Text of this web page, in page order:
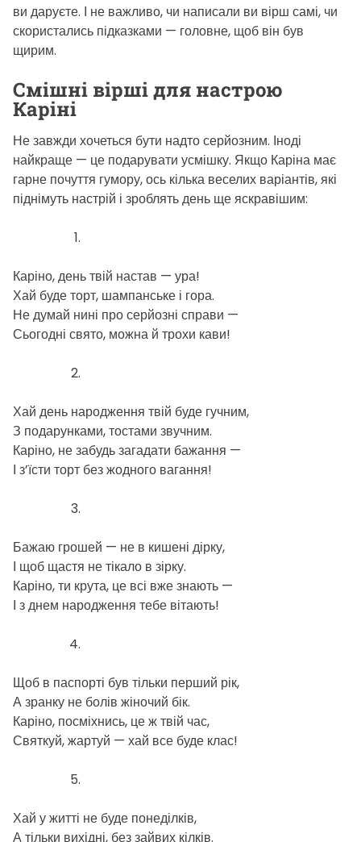
ви даруєте. І не важливо, чи написали ви вірш самі, чи
скористались підказками — головне, щоб він був
щирим.
Смішні вірші для настрою
Каріні
Не завжди хочеться бути надто серйозним. Іноді
найкраще — це подарувати усмішку. Якщо Каріна має
гарне почуття гумору, ось кілька веселих варіантів, які
піднімуть настрій і зроблять день ще яскравішим:
Каріно, день твій настав — ура!
Хай буде торт, шампанське і гора.
Не думай нині про серйозні справи —
Сьогодні свято, можна й трохи кави!
Хай день народження твій буде гучним,
З подарунками, тостами звучним.
Каріно, не забудь загадати бажання —
І з’їсти торт без жодного вагання!
Бажаю грошей — не в кишені дірку,
І щоб щастя не тікало в зірку.
Каріно, ти крута, це всі вже знають —
І з днем народження тебе вітають!
Щоб в паспорті був тільки перший рік,
А зранку не болів жіночий бік.
Каріно, посміхнись, це ж твій час,
Святкуй, жартуй — хай все буде клас!
Хай у житті не буде понеділків,
А тільки вихідні, без зайвих кілків.